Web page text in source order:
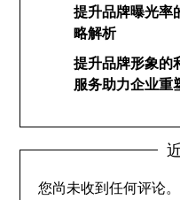
提升品牌曝光率
略解析
提升品牌形象的
服务助力企业重
您尚未收到任何评论。